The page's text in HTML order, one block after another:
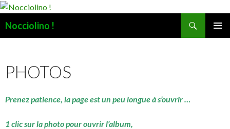
Nocciolino !
PHOTOS
Prenez patience, la page est un peu longue à s’ouvrir …
1 clic sur la photo pour ouvrir l’album,